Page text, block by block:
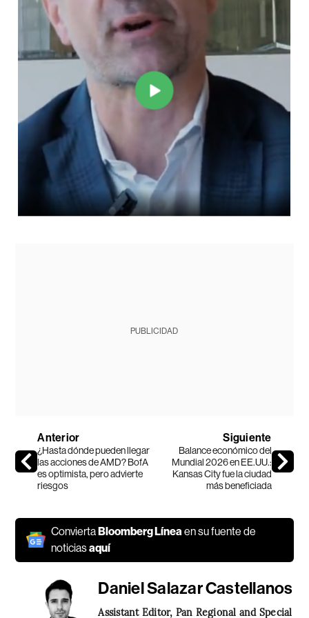
PUBLICIDAD
Anterior
¿Hasta dónde pueden llegar
las acciones de AMD? BofA
es optimista, pero advierte
riesgos
Siguiente
Balance económico del
Mundial 2026 en EE.UU.:
Kansas City fue la ciudad
más beneficiada
ConviertaBloomberg Línea en su fuente de
noticiasaquí
Daniel Salazar Castellanos
Assistant Editor, Pan Regional and Special